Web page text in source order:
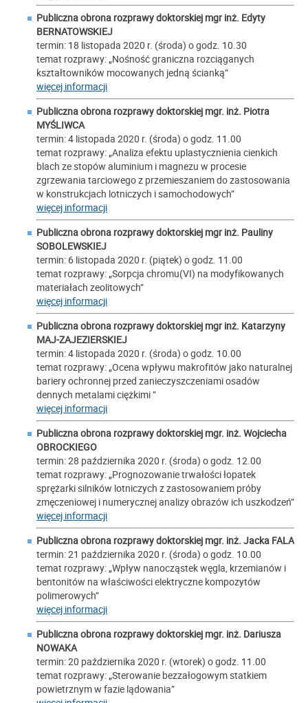
Publiczna obrona rozprawy doktorskiej mgr inż. Edyty
BERNATOWSKIEJ
termin: 18 listopada 2020 r. (środa) o godz. 10.30
temat rozprawy: „Nośność graniczna rozciąganych
kształtowników mocowanych jedną ścianką”
więcej informacji
Publiczna obrona rozprawy doktorskiej mgr. inż. Piotra
MYŚLIWCA
termin: 4 listopada 2020 r. (środa) o godz. 11.00
temat rozprawy: „Analiza efektu uplastycznienia cienkich
blach ze stopów aluminium i magnezu w procesie
zgrzewania tarciowego z przemieszaniem do zastosowania
w konstrukcjach lotniczych i samochodowych”
więcej informacji
Publiczna obrona rozprawy doktorskiej mgr inż. Pauliny
SOBOLEWSKIEJ
termin: 6 listopada 2020 r. (piątek) o godz. 11.00
temat rozprawy: „Sorpcja chromu(VI) na modyfikowanych
materiałach zeolitowych”
więcej informacji
Publiczna obrona rozprawy doktorskiej mgr inż. Katarzyny
MAJ-ZAJEZIERSKIEJ
termin: 4 listopada 2020 r. (środa) o godz. 10.00
temat rozprawy: „Ocena wpływu makrofitów jako naturalnej
bariery ochronnej przed zanieczyszczeniami osadów
dennych metalami ciężkimi ”
więcej informacji
Publiczna obrona rozprawy doktorskiej mgr. inż. Wojciecha
OBROCKIEGO
termin: 28 października 2020 r. (środa) o godz. 12.00
temat rozprawy: „Prognozowanie trwałości łopatek
sprężarki silników lotniczych z zastosowaniem próby
zmęczeniowej i numerycznej analizy obrazów ich uszkodzeń”
więcej informacji
Publiczna obrona rozprawy doktorskiej mgr. inż. Jacka FALA
termin: 21 października 2020 r. (środa) o godz. 10.00
temat rozprawy: „Wpływ nanocząstek węgla, krzemianów i
bentonitów na właściwości elektryczne kompozytów
polimerowych”
więcej informacji
Publiczna obrona rozprawy doktorskiej mgr. inż. Dariusza
NOWAKA
termin: 20 października 2020 r. (wtorek) o godz. 11.00
temat rozprawy: „Sterowanie bezzałogowym statkiem
powietrznym w fazie lądowania”